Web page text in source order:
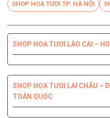
SHOP HOA TƯƠI TP. HÀ NỘI
SHOP HOA TƯƠI LÀO CAI –
SHOP HOA TƯƠI LAI CHÂU –
TOÀN QUỐC
LƯỢNG HÀNG ĐẦU
ĐẦU